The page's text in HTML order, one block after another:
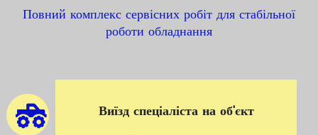
Повний комплекс сервісних робіт для стабільної
роботи обладнання
Виїзд спеціаліста на об'єкт